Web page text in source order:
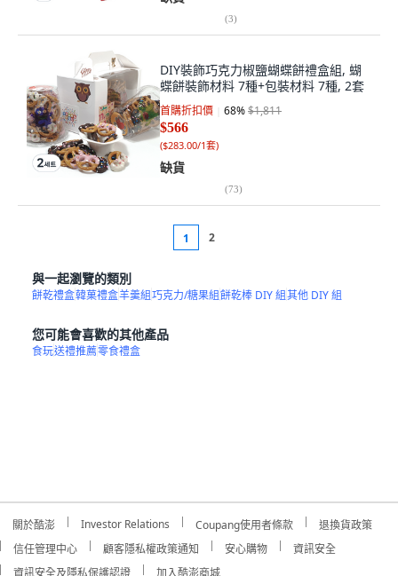
(3)
DIY裝飾巧克力椒鹽蝴蝶餅禮盒組, 蝴
蝶餅裝飾材料 7種+包裝材料 7種, 2套
首購折扣價 68%$1,811
$566
($283.00/1套)
缺貨
(73)
1 2
與一起瀏覽的類別
餅乾禮盒韓菓禮盒羊羹組巧克力/糖果組餅乾棒 DIY 組其他 DIY 組
您可能會喜歡的其他產品
食玩送禮推薦零食禮盒
關於酷澎 Investor Relations Coupang使用者條款
退換貨政策
信任管理中心
顧客隱私權政策通知 安心購物
資訊安全
資訊安全及隱私保護認證
加入酷澎商城